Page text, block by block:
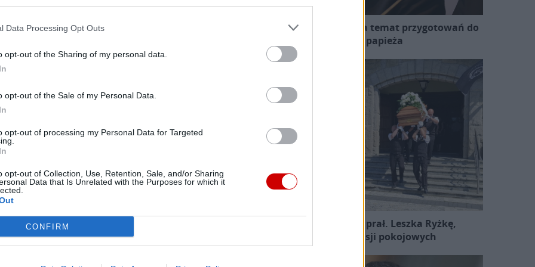
Data Processing Opt Outs
opt-out of the Sharing of my personal data.
opt-out of the Sale of my Personal Data.
opt-out of processing my Personal Data for Targeted
opt-out of Collection, Use, Retention, Sale, and/or Sharing
Data that Is Unrelated with the Purposes for which it
CONFIRM
białostockiej na zakończenie oktawy Bożego
nowym szafarzom. Liturgię koncelebrowali
święceń prezbiteratu.
do odwagi
ludzi wierzących do poziomu milczących
obchodów Bożego Ciała w Białymstoku.
powinien przemieniać życie osobiste,
do odwagi w obronie prawdy.
ludzi do Chrystusa
po to, aby Mu służono, lecz aby służyć
Przewodniczący KEP na temat przygotowań do
wizyty papieża
Pożegnano śp. ks. prał. Leszka Ryżkę,
uczestnika misji pokojowych